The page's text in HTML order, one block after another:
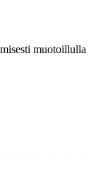
muotoillulla